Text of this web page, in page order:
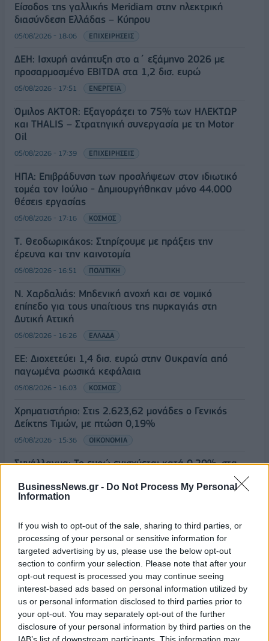
BusinessNews.gr - Do Not Process My Personal
Information
If you wish to opt-out of the sale, sharing to third parties, or
processing of your personal or sensitive information for
targeted advertising by us, please use the below opt-out
section to confirm your selection. Please note that after your
opt-out request is processed you may continue seeing
interest-based ads based on personal information utilized by
us or personal information disclosed to third parties prior to
your opt-out. You may separately opt-out of the further
disclosure of your personal information by third parties on the
IAB’s list of downstream participants. This information may
Είσοδος της γαλλικής Meridiam στην ηλεκτρική
διασύνδεση Ελλάδας – Κύπρου
05/08/2026 - 18:06 ΕΠΙΧΕΙΡΗΣΕΙΣ
ΔΕΗ: Ισχυρή ανάπτυξη στο α΄ εξάμηνο 2026 με
προσαρμοσμένο EBITDA στα 1,2 δισ. ευρώ
05/08/2026 - 17:51 ΕΝΕΡΓΕΙΑ
Όμιλος AKTOR: Εξαγοράζει το 75% των ΗΛΕΚΤΩΡ
και THALIS – Στρατηγική συνεργασία με τη Motor
Oil
05/08/2026 - 17:39 ΕΠΙΧΕΙΡΗΣΕΙΣ
ΗΠΑ: Επιβράδυνση των προσλήψεων στον ιδιωτικό
τομέα τον Ιούλιο - Δημιουργήθηκαν μόνο 44.000
θέσεις εργασίας
05/08/2026 - 17:16 ΚΟΣΜΟΣ
Τ. Θεοδωρικάκος: Στηρίζουμε με πράξεις την
έρευνα και την καινοτομία
05/08/2026 - 16:51 ΠΟΛΙΤΙΚΗ
Ν. Χαρδαλιάς: Μηδενική ανοχή και σε νομικό
επίπεδο για τους υπαίτιους της πυρκαγιάς στη
Δυτική Αττική
05/08/2026 - 16:26 ΕΛΛΑΔΑ
ΕΕ: Διοχετεύει 1,4 δισ. ευρώ στην Ουκρανία από
παγωμένα ρωσικά κεφάλαια
05/08/2026 - 16:03 ΚΟΣΜΟΣ
Χρηματιστήριο: Στις 2.623,62 μονάδες ο Γενικός
Δείκτης Τιμών, με πτώση 0,19%
05/08/2026 - 15:36 ΟΙΚΟΝΟΜΙΑ
Συνάλλαγμα: Το ευρώ ενισχύεται κατά 0,20%, στα
05/08/2026 - 15:28 ΟΙΚΟΝΟΜΙΑ
ΔΗΜΟΦΙΛΗ